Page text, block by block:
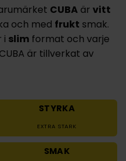
CUBA är vitt
och med frukt smak.
i slim format och varje
är tillverkat av
STYRKA
EXTRA STARK
SMAK